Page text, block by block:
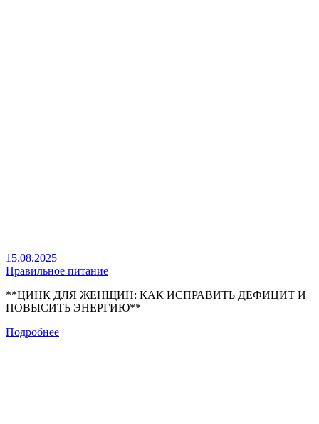
15.08.2025
Правильное питание
**ЦИНК ДЛЯ ЖЕНЩИН: КАК ИСПРАВИТЬ ДЕФИЦИТ И
ПОВЫСИТЬ ЭНЕРГИЮ**
Подробнее